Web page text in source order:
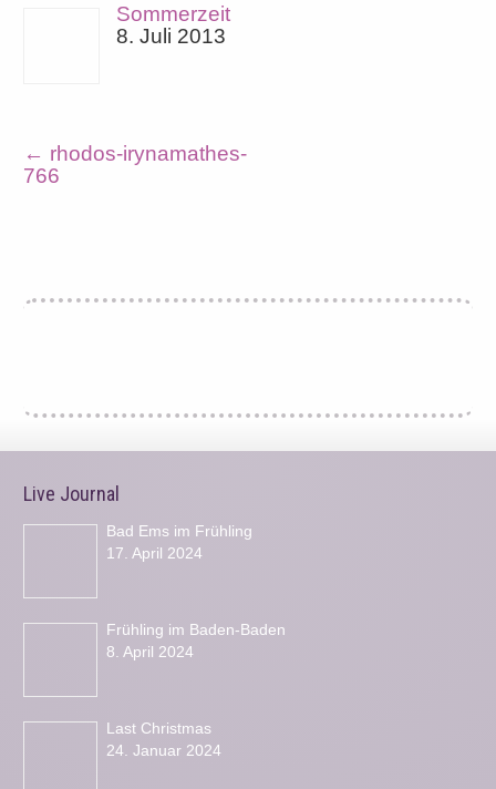
Sommerzeit
8. Juli 2013
← rhodos-irynamathes-
766
Live Journal
Bad Ems im Frühling
17. April 2024
Frühling im Baden-Baden
8. April 2024
Last Christmas
24. Januar 2024